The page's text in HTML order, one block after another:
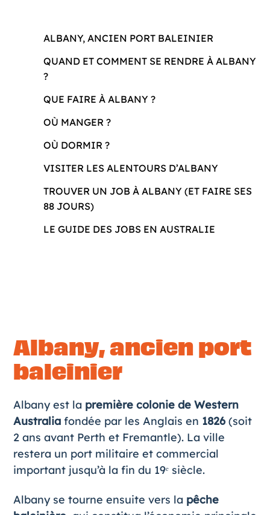
ALBANY, ANCIEN PORT BALEINIER
QUAND ET COMMENT SE RENDRE À ALBANY
?
QUE FAIRE À ALBANY ?
OÙ MANGER ?
OÙ DORMIR ?
VISITER LES ALENTOURS D’ALBANY
TROUVER UN JOB À ALBANY (ET FAIRE SES
88 JOURS)
LE GUIDE DES JOBS EN AUSTRALIE
Albany, ancien port
baleinier
Albany est la première colonie de Western
Australiafondée par les Anglais en 1826(soit
2 ans avant Perth et Fremantle). La ville
restera un port militaire et commercial
important jusqu’à la fin du 19ᵉ siècle.
Albany se tourne ensuite vers la pêche